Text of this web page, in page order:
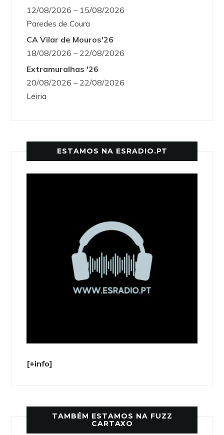
12/08/2026 – 15/08/2026
Paredes de Coura
CA Vilar de Mouros'26
18/08/2026 – 22/08/2026
Extramuralhas '26
20/08/2026 – 22/08/2026
Leiria
ESTAMOS NA ESRADIO.PT
[+info]
TAMBÉM ESTAMOS NA FUZZ
CARTAXO